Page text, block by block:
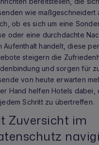
wie maßgeschneidert
ob es sich um eine
oder eine durchdachte
Aufenthalt handelt, diese
steigern die
und sorgen für
von heute erwarten
Hand helfen Hotels dabei,
Schritt zu übertreffen.
Zuversicht im